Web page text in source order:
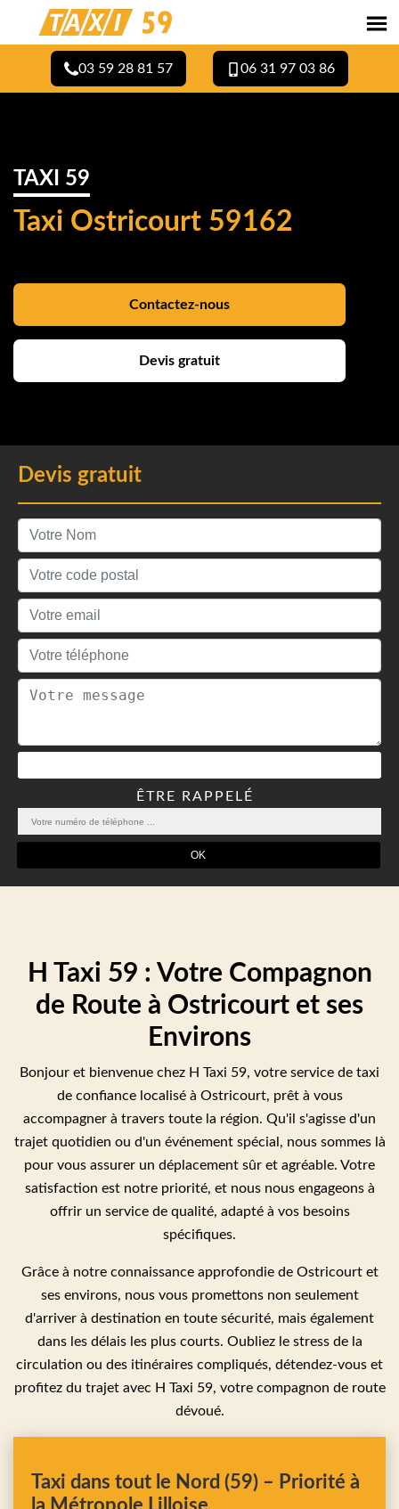
03 59 28 81 57 06 31 97 03 86
TAXI 59
Taxi Ostricourt 59162
Contactez-nous
Devis gratuit
Devis gratuit
ÊTRE RAPPELÉ
H Taxi 59 : Votre Compagnon
de Route à Ostricourt et ses
Environs
Bonjour et bienvenue chez H Taxi 59, votre service de taxi
de confiance localisé à Ostricourt, prêt à vous
accompagner à travers toute la région. Qu'il s'agisse d'un
trajet quotidien ou d'un événement spécial, nous sommes là
pour vous assurer un déplacement sûr et agréable. Votre
satisfaction est notre priorité, et nous nous engageons à
offrir un service de qualité, adapté à vos besoins
spécifiques.
Grâce à notre connaissance approfondie de Ostricourt et
ses environs, nous vous promettons non seulement
d'arriver à destination en toute sécurité, mais également
dans les délais les plus courts. Oubliez le stress de la
circulation ou des itinéraires compliqués, détendez-vous et
profitez du trajet avec H Taxi 59, votre compagnon de route
dévoué.
Taxi dans tout le Nord (59) – Priorité à